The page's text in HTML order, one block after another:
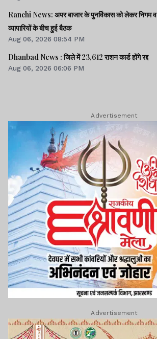
Ranchi News: अपर बाजार के पुनर्विकास को लेकर निगम व
व्यापारियों के बीच हुई बैठक
Aug 06, 2026 08:54 PM
Dhanbad News : जिले में 23,612 राशन कार्ड होंगे रद्द
Aug 06, 2026 06:06 PM
Advertisement
Advertisement